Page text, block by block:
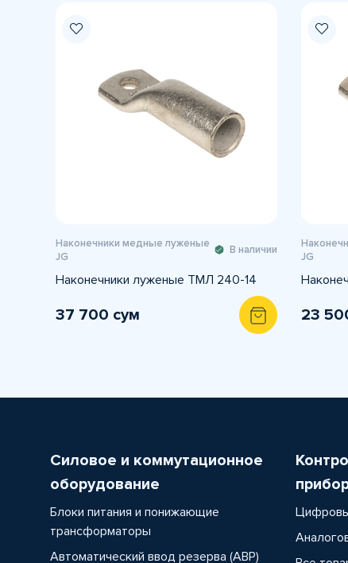
Наконечники медные луженые
JG
В наличии
Наконечники луженые ТМЛ 240-14
37 700 сум
JG
23
Силовое и коммутационное
оборудование
Блоки питания и понижающие
трансформаторы
Автоматический ввод резерва (АВР)